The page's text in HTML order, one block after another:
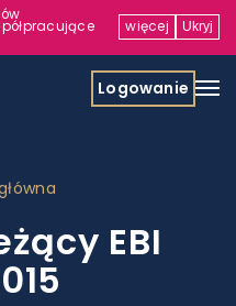
więcej Ukryj
Logowanie
EBI